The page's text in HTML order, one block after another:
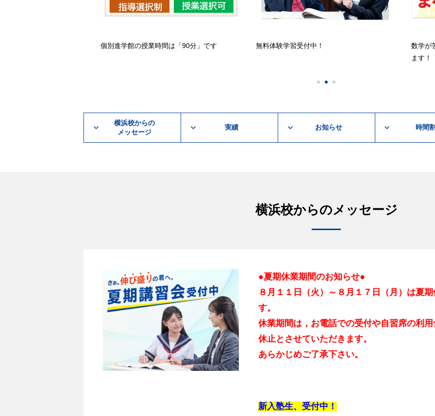
個別進学館の授業時間は「90分」です 無料体験学習受付中！
数学が
ます！
横浜校からの
メッセージ
実績 お知らせ 時間
横浜校からのメッセージ
●夏期休業期間のお知らせ●
８月１１日（火）～８月１７日（月）は夏
す。
休業期間は，お電話での受付や自習席の利
休止とさせていただきます。
あらかじめご了承下さい。
新入塾生、受付中！